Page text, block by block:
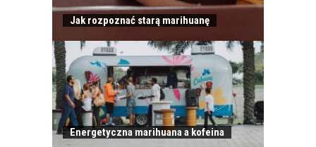
Jak rozpoznać starą marihuanę
Energetyczna marihuana a kofeina